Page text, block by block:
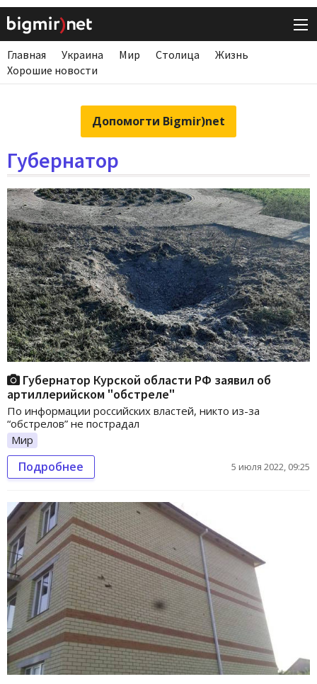
Главная Украина Мир Столица
Жизнь
Хорошие новости
Допомогти Bigmir)net
Губернатор
Губернатор Курской области РФ заявил об
артиллерийском "обстреле"
По информации российских властей, никто из-за
“обстрелов” не пострадал
Мир
Подробнее 5 июля 2022, 09:25